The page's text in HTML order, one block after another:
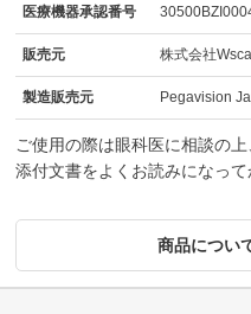
医療機器承認番号
販売元 株式会社
製造販売元 Pegavision
ご使用の際は眼科医に相談の上
添付文書をよくお読みになって
商品につい